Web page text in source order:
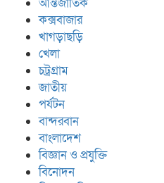
আন্তর্জাতিক
কক্সবাজার
খাগড়াছড়ি
খেলা
চট্রগ্রাম
জাতীয়
পর্যটন
বান্দরবান
বাংলাদেশ
বিজ্ঞান ও প্রযুক্তি
বিনোদন